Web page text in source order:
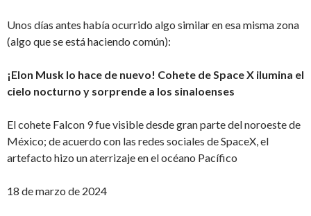
Unos días antes había ocurrido algo similar en esa misma zona
(algo que se está haciendo común):
¡Elon Musk lo hace de nuevo! Cohete de Space X ilumina el
cielo nocturno y sorprende a los sinaloenses
El cohete Falcon 9 fue visible desde gran parte del noroeste de
México; de acuerdo con las redes sociales de SpaceX, el
artefacto hizo un aterrizaje en el océano Pacífico
18 de marzo de 2024